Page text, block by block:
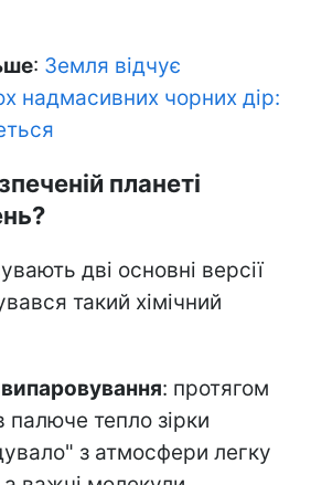
: Земля відчує
надмасивних чорних дір:
планеті
дві основні версії
такий хімічний
: протягом
палюче тепло зірки
з атмосфери легку